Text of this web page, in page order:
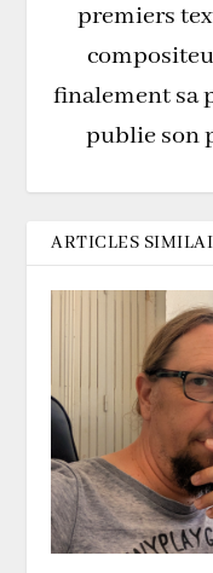
premiers
finalement sa
publie son
ARTICLES